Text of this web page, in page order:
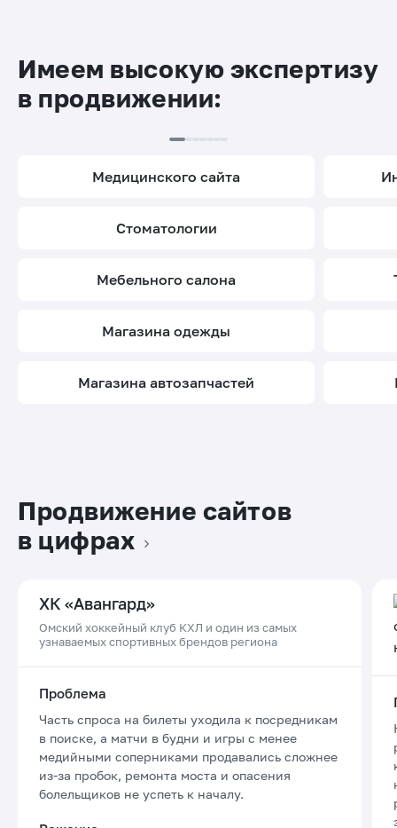
Имеем высокую экспертизу
в продвижении:
медицинского сайта
стоматологии
мебельного салона
магазина одежды
магазина автозапчастей
Продвижение сайтов
в цифрах
ХК «Авангард»
Омский хоккейный клуб КХЛ и один из самых
узнаваемых спортивных брендов региона
Проблема
Часть спроса на билеты уходила к посредникам
в поиске, а матчи в будни и игры с менее
медийными соперниками продавались сложнее
из-за пробок, ремонта моста и опасения
болельщиков не успеть к началу.